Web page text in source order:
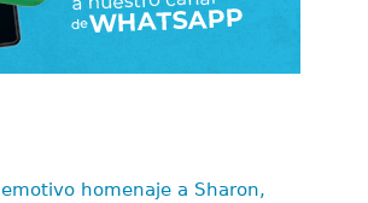
homenaje a Sharon,